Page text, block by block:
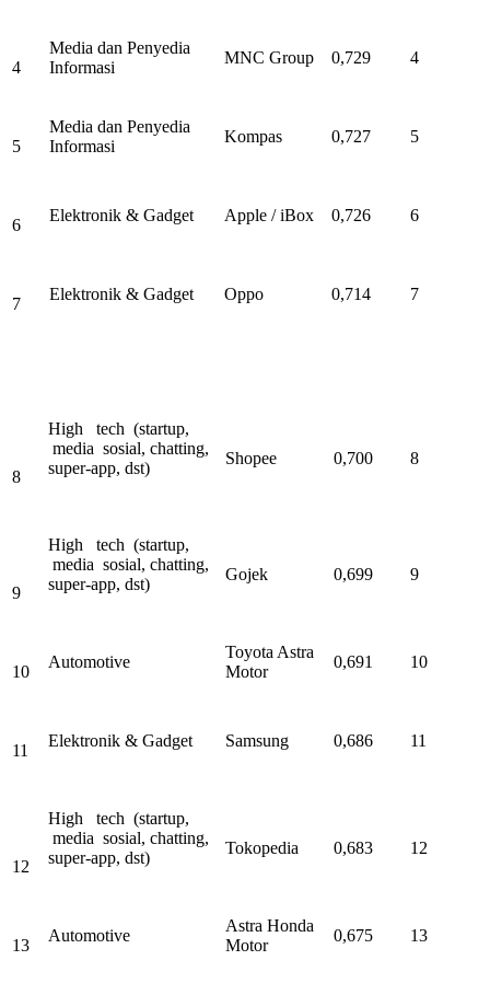
4
Media dan Penyedia
Informasi
MNC Group 0,729 4
5
Media dan Penyedia
Informasi
Kompas 0,727 5
6
Elektronik & Gadget Apple / iBox 0,726 6
7
Elektronik & Gadget Oppo 0,714 7
8
High tech (startup,
media sosial, chatting,
super-app, dst)
Shopee 0,700 8
9
High tech (startup,
media sosial, chatting,
super-app, dst)
Gojek 0,699 9
10
Automotive
Toyota Astra
Motor
0,691 10
11
Elektronik & Gadget Samsung 0,686 11
12
High tech (startup,
media sosial, chatting,
super-app, dst)
Tokopedia 0,683 12
13
Automotive
Astra Honda
Motor
0,675 13